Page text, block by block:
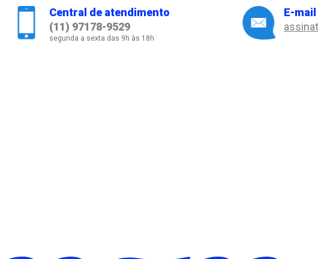
Central de atendimento
(11) 97178-9529
segunda a sexta das 9h às 18h
E-mail